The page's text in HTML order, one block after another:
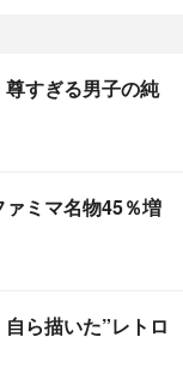
すぎる男子の純
ミマ名物45％増
ら描いた”レトロ